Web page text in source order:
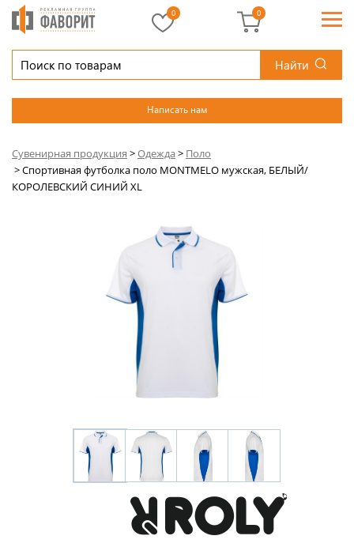
Найти
Написать нам
0 0
Сувенирная продукция >Одежда> Поло
>Спортивная футболка поло MONTMELO мужская, БЕЛЫЙ/
КОРОЛЕВСКИЙ СИНИЙ XL